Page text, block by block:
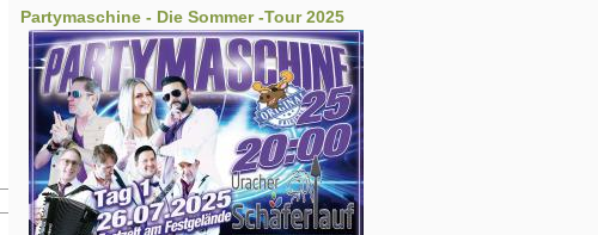
Partymaschine - Die Sommer -Tour 2025